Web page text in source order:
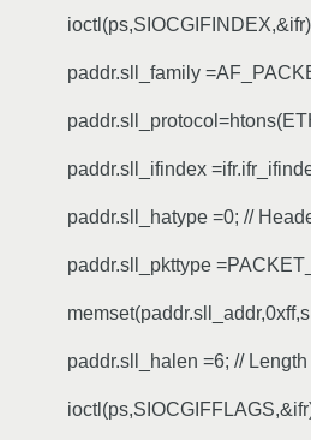
paddr.sll_family
paddr.sll_ifindex
paddr.sll_hatype =0; //
paddr.sll_pkttype
paddr.sll_halen =6; //